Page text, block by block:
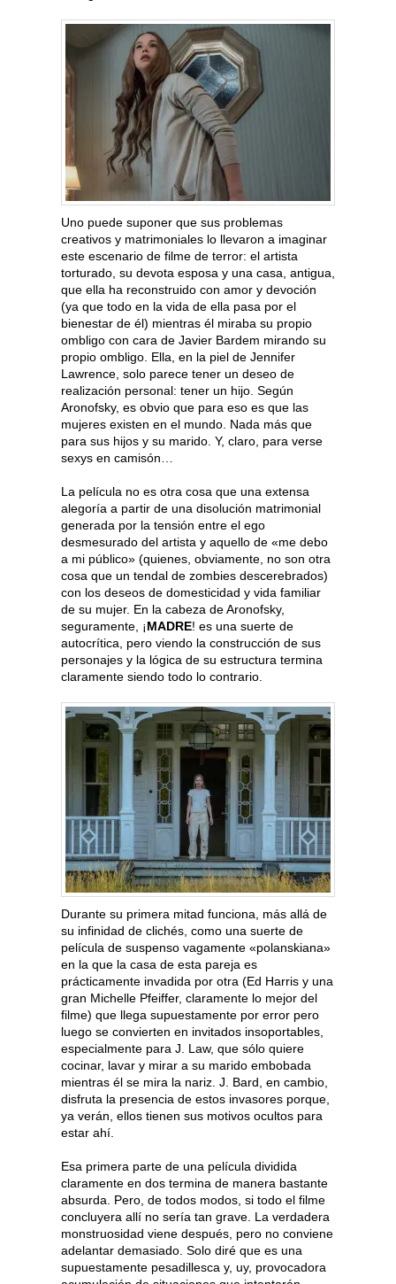
Uno puede suponer que sus problemas
creativos y matrimoniales lo llevaron a imaginar
este escenario de filme de terror: el artista
torturado, su devota esposa y una casa, antigua,
que ella ha reconstruido con amor y devoción
(ya que todo en la vida de ella pasa por el
bienestar de él) mientras él miraba su propio
ombligo con cara de Javier Bardem mirando su
propio ombligo. Ella, en la piel de Jennifer
Lawrence, solo parece tener un deseo de
realización personal: tener un hijo. Según
Aronofsky, es obvio que para eso es que las
mujeres existen en el mundo. Nada más que
para sus hijos y su marido. Y, claro, para verse
sexys en camisón…
La película no es otra cosa que una extensa
alegoría a partir de una disolución matrimonial
generada por la tensión entre el ego
desmesurado del artista y aquello de «me debo
a mi público» (quienes, obviamente, no son otra
cosa que un tendal de zombies descerebrados)
con los deseos de domesticidad y vida familiar
de su mujer. En la cabeza de Aronofsky,
seguramente, ¡MADRE! es una suerte de
autocrítica, pero viendo la construcción de sus
personajes y la lógica de su estructura termina
claramente siendo todo lo contrario.
Durante su primera mitad funciona, más allá de
su infinidad de clichés, como una suerte de
película de suspenso vagamente «polanskiana»
en la que la casa de esta pareja es
prácticamente invadida por otra (Ed Harris y una
gran Michelle Pfeiffer, claramente lo mejor del
filme) que llega supuestamente por error pero
luego se convierten en invitados insoportables,
especialmente para J. Law, que sólo quiere
cocinar, lavar y mirar a su marido embobada
mientras él se mira la nariz. J. Bard, en cambio,
disfruta la presencia de estos invasores porque,
ya verán, ellos tienen sus motivos ocultos para
estar ahí.
Esa primera parte de una película dividida
claramente en dos termina de manera bastante
absurda. Pero, de todos modos, si todo el filme
concluyera allí no sería tan grave. La verdadera
monstruosidad viene después, pero no conviene
adelantar demasiado. Solo diré que es una
supuestamente pesadillesca y, uy, provocadora